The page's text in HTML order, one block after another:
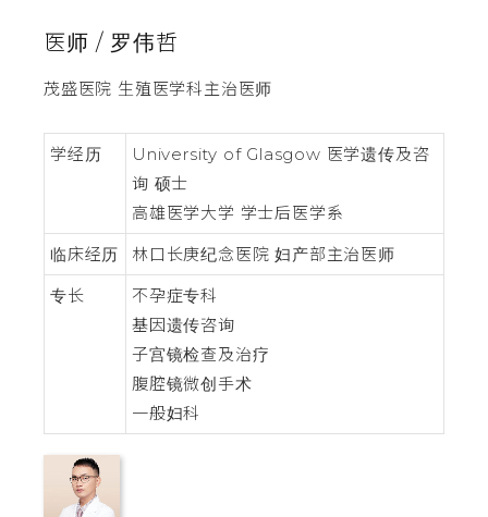
医师 / 罗伟哲
茂盛医院 生殖医学科主治医师
学经历
University of Glasgow 医学遗传及咨
询 硕士
高雄医学大学 学士后医学系
临床经历
林口长庚纪念医院 妇产部主治医师
专长
不孕症专科
基因遗传咨询
子宫镜检查及治疗
腹腔镜微创手术
一般妇科